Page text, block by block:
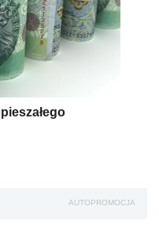
AUTOPROMOCJA